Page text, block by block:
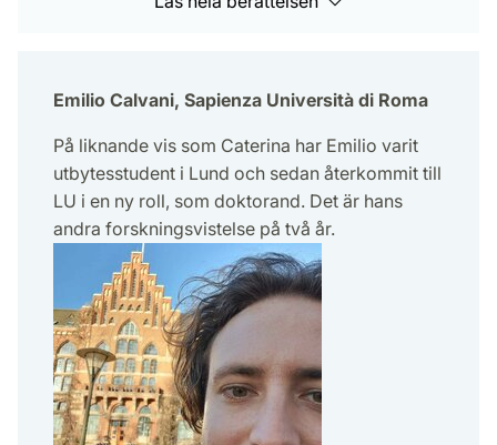
Emilio Calvani, Sapienza Università di Roma
På liknande vis som Caterina har Emilio varit
utbytesstudent i Lund och sedan återkommit till
LU i en ny roll, som doktorand. Det är hans
andra forskningsvistelse på två år.